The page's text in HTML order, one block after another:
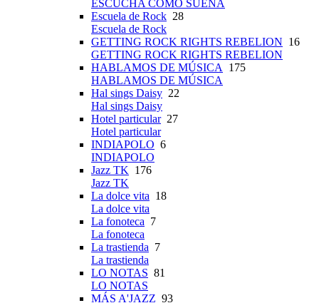
ESCUCHA CÓMO SUENA
Escuela de Rock 28
Escuela de Rock
GETTING ROCK RIGHTS REBELION 16
GETTING ROCK RIGHTS REBELION
HABLAMOS DE MÚSICA
175
HABLAMOS DE MÚSICA
Hal sings Daisy 22
Hal sings Daisy
Hotel particular27
Hotel particular
INDIAPOLO 6
INDIAPOLO
Jazz TK 176
Jazz TK
La dolce vita 18
La dolce vita
La fonoteca 7
La fonoteca
La trastienda 7
La trastienda
LO NOTAS 81
LO NOTAS
MÁS A'JAZZ 93